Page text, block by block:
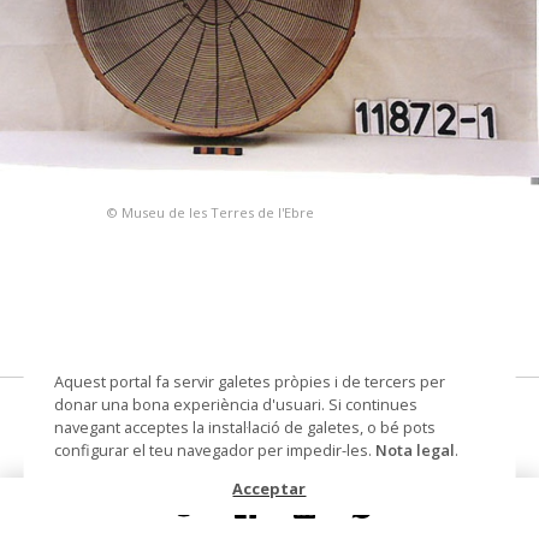
© Museu de les Terres de l'Ebre
erer
Materials i tècniques fusta
Aquest portal fa servir galetes pròpies i de tercers per
donar una bona experiència d'usuari. Si continues
navegant acceptes la instal·lació de galetes, o bé pots
configurar el teu navegador per impedir-les. Nota legal.
Acceptar